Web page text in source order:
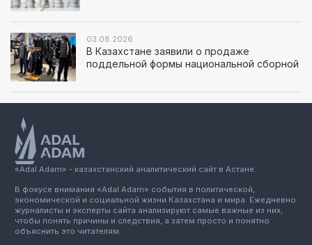
03.08.2026
В Казахстане заявили о продаже
поддельной формы национальной сборной
«Adal Adam» - казахстанский аналитический сайт в Астане.
В фокусе внимания «Adal Adam» события в политической,
экономической и социальной жизни Казахстана и мира. Ежедневно
журналисты и эксперты сайта анализируют самые важные из них,
чтобы понять причины и следствия, а затем просто и понятно
объяснить это читателям.